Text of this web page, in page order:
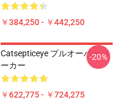
￥384,250 - ￥442,250
Catsepticeye プルオーバーパ
ーカー
￥622,775 - ￥724,275
-20%